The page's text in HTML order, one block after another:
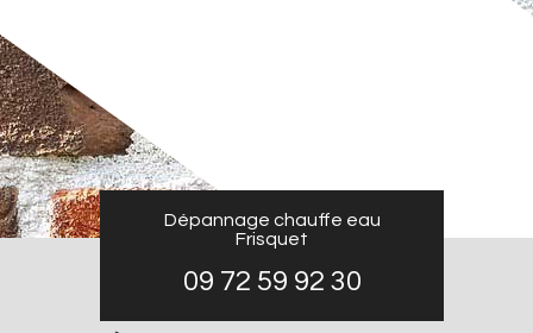
Dépannage chauffe eau
Frisquet
09 72 59 92 30